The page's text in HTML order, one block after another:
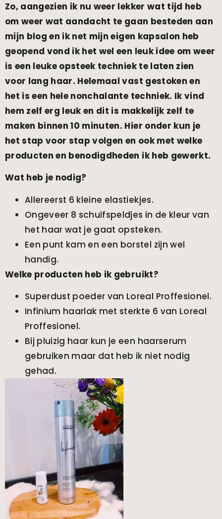
Zo, aangezien ik nu weer lekker wat tijd heb
om weer wat aandacht te gaan besteden aan
mijn blog en ik net mijn eigen kapsalon heb
geopend vond ik het wel een leuk idee om weer
is een leuke opsteek techniek te laten zien
voor lang haar. Helemaal vast gestoken en
het is een hele nonchalante techniek. Ik vind
hem zelf erg leuk en dit is makkelijk zelf te
maken binnen 10 minuten. Hier onder kun je
het stap voor stap volgen en ook met welke
producten en benodigdheden ik heb gewerkt.
Wat heb je nodig?
Allereerst 6 kleine elastiekjes.
Ongeveer 8 schuifspeldjes in de kleur van
het haar wat je gaat opsteken.
Een punt kam en een borstel zijn wel
handig.
Welke producten heb ik gebruikt?
Superdust poeder van Loreal Proffesionel.
Infinium haarlak met sterkte 6 van Loreal
Proffesionel.
Bij pluizig haar kun je een haarserum
gebruiken maar dat heb ik niet nodig
gehad.